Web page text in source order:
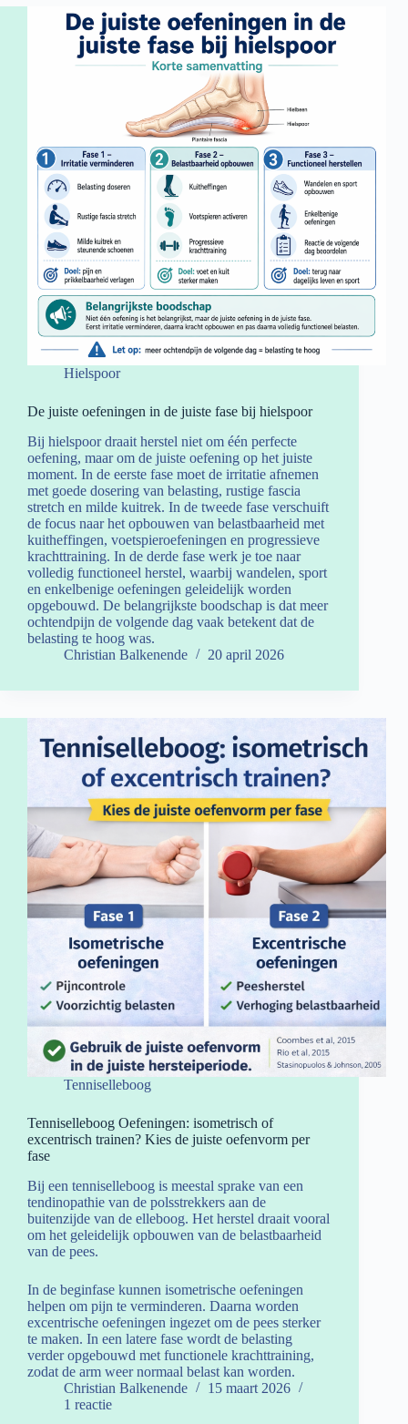
Hielspoor
De juiste oefeningen in de juiste fase bij hielspoor
Bij hielspoor draait herstel niet om één perfecte
oefening, maar om de juiste oefening op het juiste
moment. In de eerste fase moet de irritatie afnemen
met goede dosering van belasting, rustige fascia
stretch en milde kuitrek. In de tweede fase verschuift
de focus naar het opbouwen van belastbaarheid met
kuitheffingen, voetspieroefeningen en progressieve
krachttraining. In de derde fase werk je toe naar
volledig functioneel herstel, waarbij wandelen, sport
en enkelbenige oefeningen geleidelijk worden
opgebouwd. De belangrijkste boodschap is dat meer
ochtendpijn de volgende dag vaak betekent dat de
belasting te hoog was.
Christian Balkenende
20 april 2026
Tenniselleboog
Tenniselleboog Oefeningen: isometrisch of
excentrisch trainen? Kies de juiste oefenvorm per
fase
Bij een tenniselleboog is meestal sprake van een
tendinopathie van de polsstrekkers aan de
buitenzijde van de elleboog. Het herstel draait vooral
om het geleidelijk opbouwen van de belastbaarheid
van de pees.
In de beginfase kunnen isometrische oefeningen
helpen om pijn te verminderen. Daarna worden
excentrische oefeningen ingezet om de pees sterker
te maken. In een latere fase wordt de belasting
verder opgebouwd met functionele krachttraining,
zodat de arm weer normaal belast kan worden.
Christian Balkenende
15 maart 2026
1 reactie